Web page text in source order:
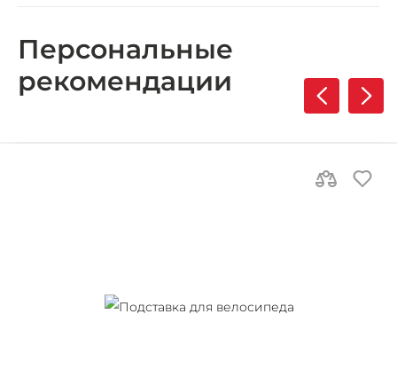
Персональные
рекомендации